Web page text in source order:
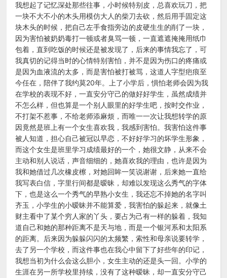
我想起了记忆深处那些往事，小时候特别皮，总喜欢玩刀，把
一块不大不小的木头用模仿大人的柴刀去砍，然后用手固定这
块木头的时候，把自己左手食指旁边的皮硬生生的削了一块，
因为害怕被奶奶毒打一顿或者臭骂一顿，一直遮遮掩掩用纸巾
包着，直到吃饭的时候还是被发现了，后来的事情我忘了，可
我真切的记得当时的心情特别害怕，并不是因为伤口的疼痛或
是因为血液流的太多，而是害怕被打被骂，这道人字型疤痕至
今任在，陪伴了我约莫20年。上了小学后，惧怕老师会因为我
在学校的表现不好，一直安分守己的做好好学生，虽然成绩并
不怎么样，但也算是一个别人眼里的好学生吧，按时交作业，
不打架不惹事，不给老师添麻烦，而唯一一次让我想转学的原
因竟然是班上有一个女生喜欢我，我感到害怕。我害怕这件事
被人知道，担心自己被冠以早恋，不好好学习的坏学生形象，
而这个女生是班里学习成绩最好的一个，她很文静，从来不会
主动和别人说话，声音细细的，她喜欢我的理由，也许是因为
我和她借过几次橡皮檫，对她回眸一笑说谢谢，后来她一直给
我写表白信，字里行间都是暧昧，却难以发现这么秀气的字体
下，也是这么一个秀气的早熟小女生，我还忘不掉她的名字叫
齐玉，小学生的小暧昧并不能算爱，我害怕的躲起来，就像土
财主看中了某个穷人家的丫头，要占为己有一样的躲着，我知
道自己和她的那种距离不是天与地，而是一个银河系和太阳系
的距离。后来因为躲躲闪闪的太频繁，索性和母亲说要转学，
去了另一个学校，而这件事也在我心中留下了好些年的印记，
我想当初为什么会这么胆小，女生主动的还是头一回。小学的
生涯在另一所学校里持续，没有了这种暧昧，却一直安分守己